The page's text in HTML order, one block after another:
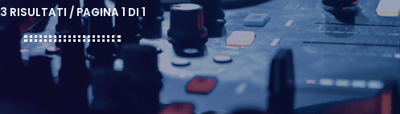
3 RISULTATI / PAGINA 1 DI 1